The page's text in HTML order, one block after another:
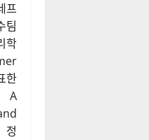
프
팀
학
A
정